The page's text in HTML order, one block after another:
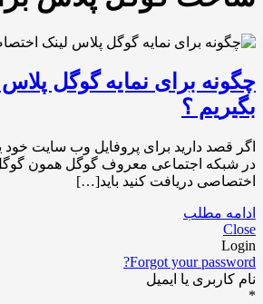
چگونه برای نمایه گوگل
بگیریم ؟
اگر قصد دارید برای پروفایل وب سایت
در شبکه اجتماعی معروف گوگل همون
اختصاصی دریافت کنید باید[…]
ادامه مطلب
Close
Login
Forgot your password?
نام کاربری یا ایمیل
*